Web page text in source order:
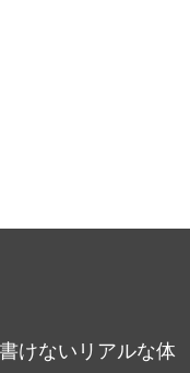
けないリアルな体